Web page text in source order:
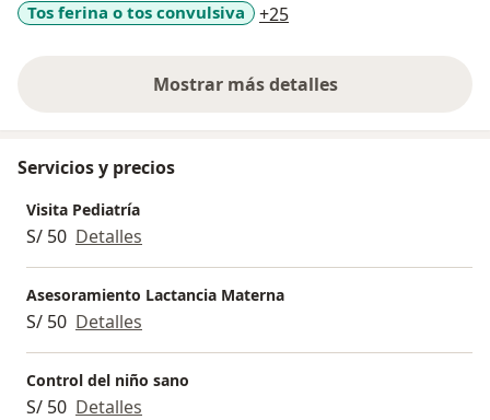
Tos ferina o tos convulsiva
+25a11y_sr_more_diseases
Mostrar más detalles
sobre la experiencia
Servicios y precios
Visita Pediatría
S/ 50 Detalles
Asesoramiento Lactancia Materna
S/ 50 Detalles
Control del niño sano
S/ 50 Detalles